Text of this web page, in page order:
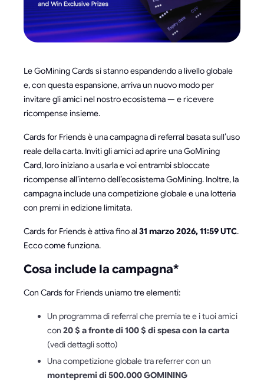
Le GoMining Cards si stanno espandendo a livello globale
e, con questa espansione, arriva un nuovo modo per
invitare gli amici nel nostro ecosistema — e ricevere
ricompense insieme.
Cards for Friends è una campagna di referral basata sull’uso
reale della carta. Inviti gli amici ad aprire una GoMining
Card, loro iniziano a usarla e voi entrambi sbloccate
ricompense all’interno dell’ecosistema GoMining. Inoltre, la
campagna include una competizione globale e una lotteria
con premi in edizione limitata.
Cards for Friends è attiva fino al 31 marzo 2026, 11:59 UTC.
Ecco come funziona.
Cosa include la campagna*
Con Cards for Friends uniamo tre elementi:
Un programma di referral che premia te e i tuoi amici
con 20 $ a fronte di 100 $ di spesa con la carta
(vedi dettagli sotto)
Una competizione globale tra referrer con un
montepremi di 500.000 GOMINING